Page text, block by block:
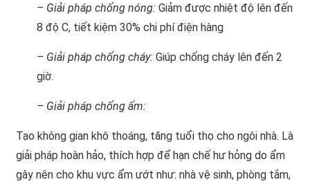
– Giải pháp chống nóng: Giảm được nhiệt độ lên đến
8 độ C, tiết kiệm 30% chi phí điện hàng
– Giải pháp chống cháy: Giúp chống cháy lên đến 2
giờ.
– Giải pháp chống ẩm:
Tạo không gian khô thoáng, tăng tuổi thọ cho ngôi nhà. Là
giải pháp hoàn hảo, thích hợp để hạn chế hư hỏng do ẩm
gây nên cho khu vực ẩm ướt như: nhà vệ sinh, phòng tắm,